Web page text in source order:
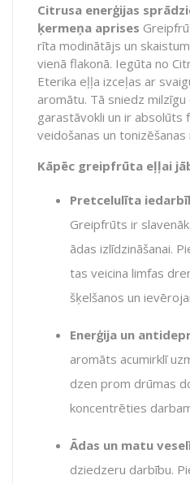
Citrusa enerģijas
ķermeņa aprises
rīta modinātājs un
vienā flakonā. Iegūta no
Eterika eļļa izceļas ar
aromātu. Tā sniedz
garastāvokli un ir absolūts
veidošanas un tonizēšanas
Kāpēc greipfrūta eļļai
Pretcelulīta
Greipfrūts ir
ādas izlīdzināšanai.
tas veicina limfas
šķelšanos un
Enerģija un
aromāts acumirklī
dzen prom drūmas
koncentrēties
Ādas un matu
dziedzeru darbību.